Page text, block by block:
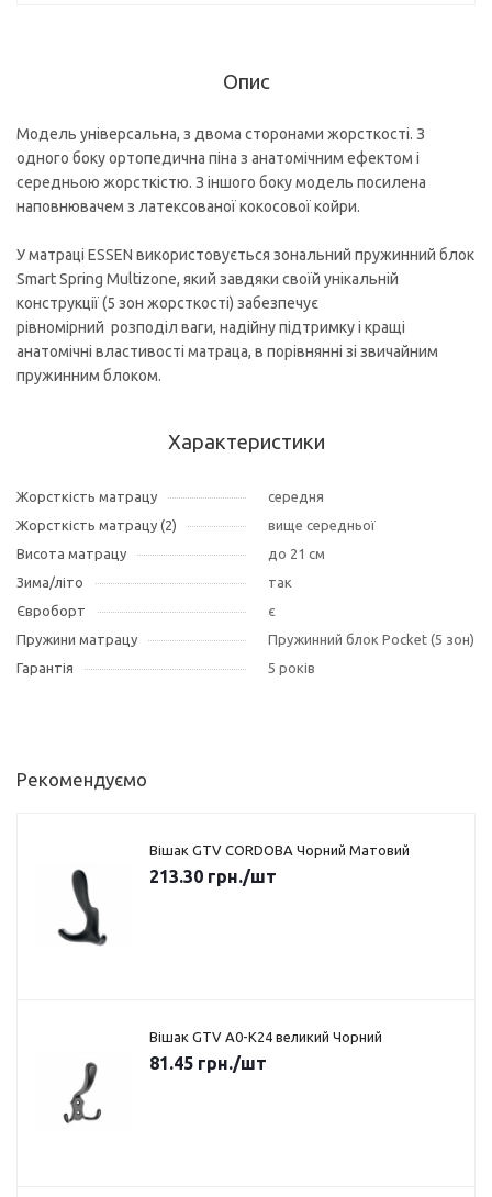
Опис
Модель універсальна, з двома сторонами жорсткості. З
одного боку ортопедична піна з анатомічним ефектом і
середньою жорсткістю. З іншого боку модель посилена
наповнювачем з латексованої кокосової койри.
У матраці ESSEN використовується зональний пружинний блок
Smart Spring Multizone, який завдяки своїй унікальній
конструкції (5 зон жорсткості) забезпечує
рівномірний розподіл ваги, надійну підтримку і кращі
анатомічні властивості матраца, в порівнянні зі звичайним
пружинним блоком.
Характеристики
Жорсткість матрацу
середня
Жорсткість матрацу (2)
вище середньої
Висота матрацу
до 21 см
Зима/літо
так
Євроборт
є
Пружини матрацу
Пружинний блок Pocket (5 зон)
Гарантія
5 років
Рекомендуємо
Вішак GTV CORDOBA Чорний Матовий
213.30 грн./шт
Вішак GTV A0-K24 великий Чорний
81.45 грн./шт